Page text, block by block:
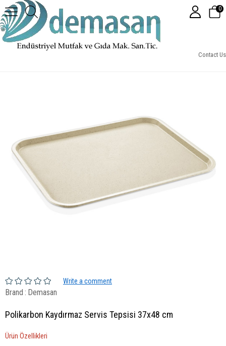
Contact Us
0
Polikarbon Kaydırmaz Servis Tepsisi 37x48 cm
Write a comment
Brand : Demasan
Polikarbon Kaydırmaz Servis Tepsisi 37x48 cm
Ürün Özellikleri